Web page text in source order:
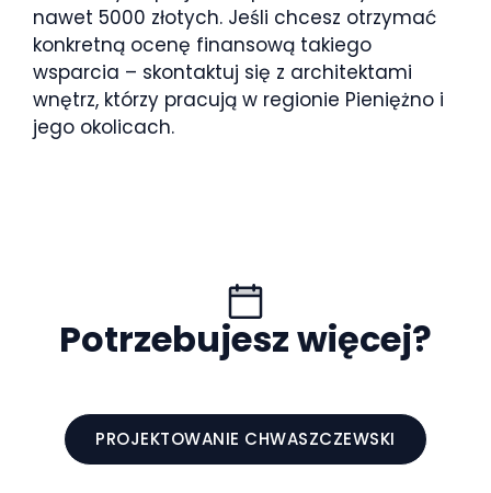
nawet 5000 złotych. Jeśli chcesz otrzymać
konkretną ocenę finansową takiego
wsparcia – skontaktuj się z architektami
wnętrz, którzy pracują w regionie Pieniężno i
jego okolicach.
Potrzebujesz więcej?
PROJEKTOWANIE CHWASZCZEWSKI